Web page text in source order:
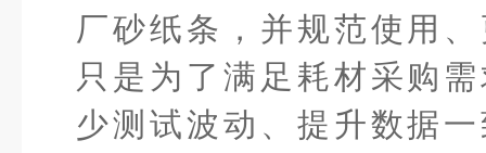
厂砂纸条，并规范使用
只是为了满足耗材采购
少测试波动、提升数据